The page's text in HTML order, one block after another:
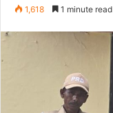
1,618 1 minute read